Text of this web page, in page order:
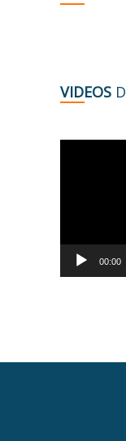
VIDEOS
00:00